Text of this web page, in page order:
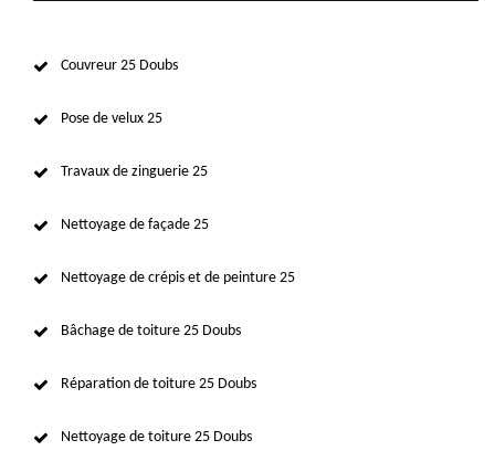
Couvreur 25 Doubs
Pose de velux 25
Travaux de zinguerie 25
Nettoyage de façade 25
Nettoyage de crépis et de peinture 25
Bâchage de toiture 25 Doubs
Réparation de toiture 25 Doubs
Nettoyage de toiture 25 Doubs